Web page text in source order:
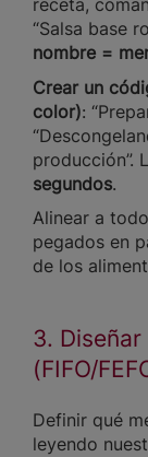
receta,
“Salsa base
nombre =
Crear un
color):
producción”.
segundos.
Alinear a
pegados en
de los
3.
(FIFO/
Definir qué
leyendo